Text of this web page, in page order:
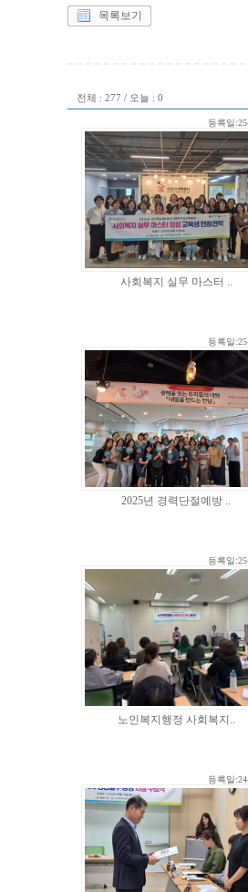
목록보기
전체 : 277 / 오늘 : 0
등록일
사회복지 실무 마스터 ..
등록일
2025년 경력단절예방 ..
등록일
노인복지행정 사회복지..
등록일